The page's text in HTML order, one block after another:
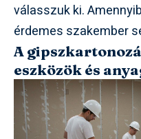
válasszuk ki.
érdemes szakember
A
eszközök és